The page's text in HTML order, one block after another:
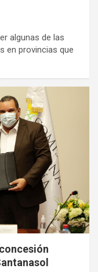
algunas de las
en provincias que
concesión